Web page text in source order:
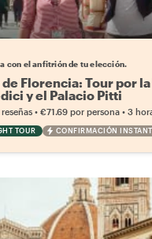
Elige tu local favorito
con el anfitrión de tu elección.
Florencia: Tour por la
y el Palacio Pitti
reseñas • €71.69 por persona • 3
TOUR CONFIRMACIÓN